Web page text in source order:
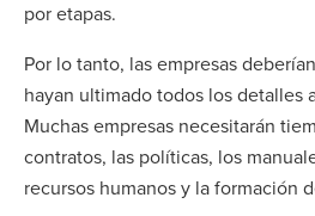
por etapas.
Por lo tanto, las empresas
hayan ultimado todos los detalles
Muchas empresas necesitarán
contratos, las políticas, los
recursos humanos y la formación